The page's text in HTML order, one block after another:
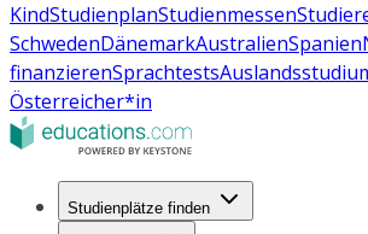
KindStudienplanStudienmessen
SchwedenDänemarkAustralienSpanien
finanzierenSprachtests
Österreicher*in
Studienplätze finden